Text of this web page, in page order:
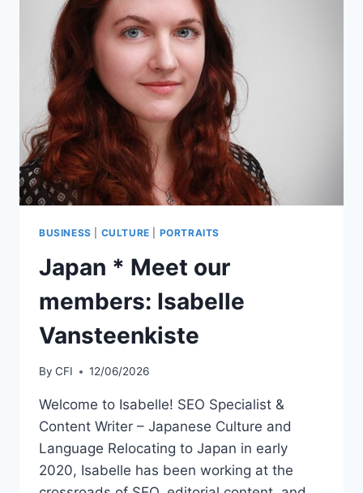
STREET
BUSINESS CULTURE PORTRAITS
Japan * Meet our
members: Isabelle
Vansteenkiste
By CFI 12/06/2026
Welcome to Isabelle! SEO Specialist &
Content Writer – Japanese Culture and
Language Relocating to Japan in early
2020, Isabelle has been working at the